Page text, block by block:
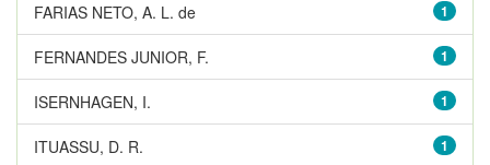
1
FARIAS NETO, A. L. de
1
FERNANDES JUNIOR, F.
1
ISERNHAGEN, I.
1
ITUASSU, D. R.